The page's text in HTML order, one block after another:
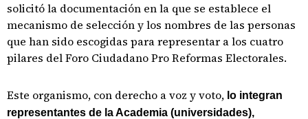
solicitó la documentación en la que se establece el
mecanismo de selección y los nombres de las personas
que han sido escogidas para representar a los cuatro
pilares del Foro Ciudadano Pro Reformas Electorales.
Este organismo, con derecho a voz y voto, lo integran
representantes de la Academia (universidades),